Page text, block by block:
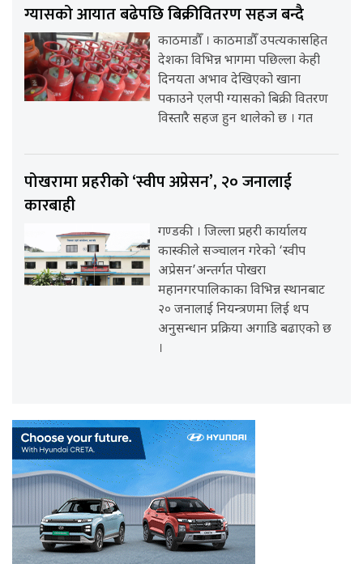
ग्यासको आयात बढेपछि बिक्रीवितरण सहज बन्दै
काठमाडौँ । काठमाडौँ उपत्यकासहित
देशका विभिन्न भागमा पछिल्ला केही
दिनयता अभाव देखिएको खाना
पकाउने एलपी ग्यासको बिक्री वितरण
विस्तारै सहज हुन थालेको छ । गत
पोखरामा प्रहरीको ‘स्वीप अप्रेसन’, २० जनालाई
कारबाही
गण्डकी । जिल्ला प्रहरी कार्यालय
कास्कीले सञ्चालन गरेको ‘स्वीप
अप्रेसन’अन्तर्गत पोखरा
महानगरपालिकाका विभिन्न स्थानबाट
२० जनालाई नियन्त्रणमा लिई थप
अनुसन्धान प्रक्रिया अगाडि बढाएको छ
।